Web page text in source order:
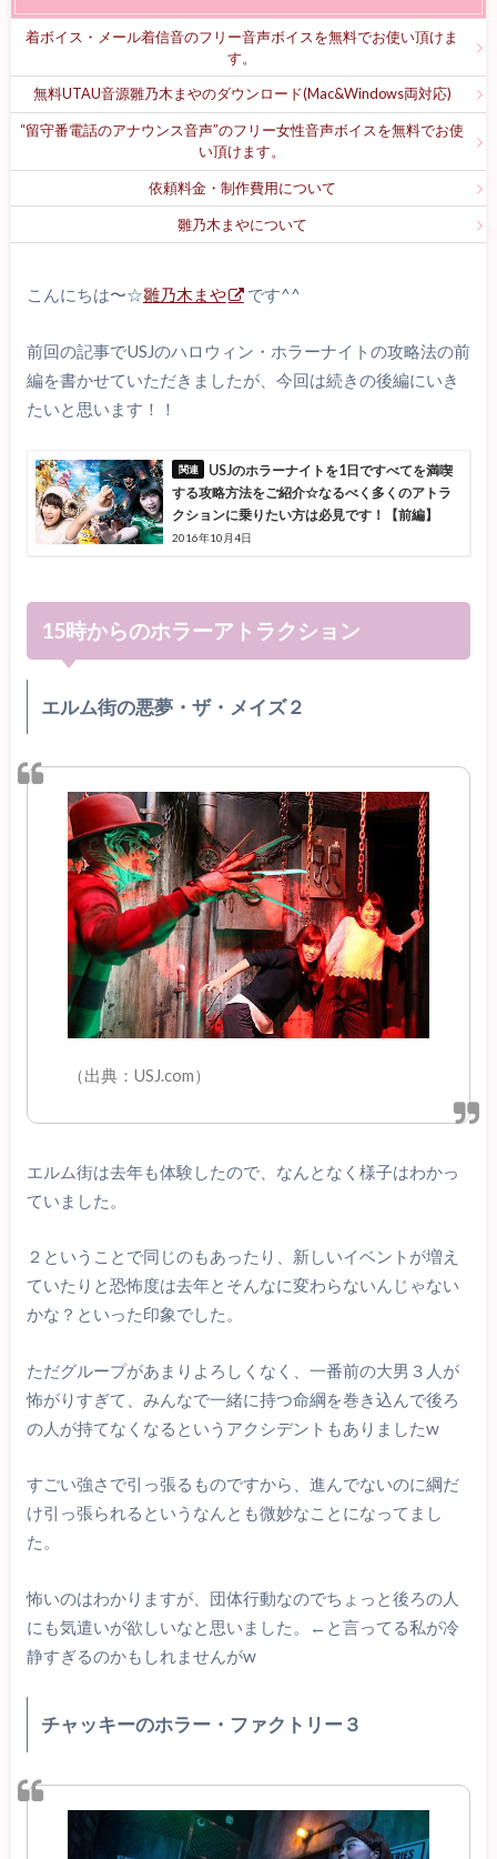
着ボイス・メール着信音のフリー音声ボイスを無料でお使い頂けま
す。
無料UTAU音源雛乃木まやのダウンロード(Mac&Windows両対応)
“留守番電話のアナウンス音声”のフリー女性音声ボイスを無料でお使
い頂けます。
依頼料金・制作費用について
雛乃木まやについて
こんにちは〜☆雛乃木まや です^^
前回の記事でUSJのハロウィン・ホラーナイトの攻略法の前
編を書かせていただきましたが、今回は続きの後編にいき
たいと思います！！
USJのホラーナイトを1日ですべてを満喫
する攻略方法をご紹介☆なるべく多くのアトラ
クションに乗りたい方は必見です！【前編】
2016年10月4日
15時からのホラーアトラクション
エルム街の悪夢・ザ・メイズ２
（出典：USJ.com）
エルム街は去年も体験したので、なんとなく様子はわかっ
ていました。
２ということで同じのもあったり、新しいイベントが増え
ていたりと恐怖度は去年とそんなに変わらないんじゃない
かな？といった印象でした。
ただグループがあまりよろしくなく、一番前の大男３人が
怖がりすぎて、みんなで一緒に持つ命綱を巻き込んで後ろ
の人が持てなくなるというアクシデントもありましたw
すごい強さで引っ張るものですから、進んでないのに綱だ
け引っ張られるというなんとも微妙なことになってまし
た。
怖いのはわかりますが、団体行動なのでちょっと後ろの人
にも気遣いが欲しいなと思いました。←と言ってる私が冷
静すぎるのかもしれませんがw
チャッキーのホラー・ファクトリー３